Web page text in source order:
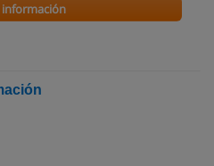
información